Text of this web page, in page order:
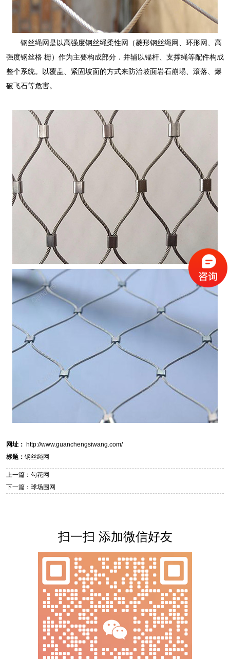
钢丝绳网是以高强度钢丝绳柔性网（菱形钢丝绳网、环形网、高
强度钢丝格 栅）作为主要构成部分．并辅以锚杆、支撑绳等配件构成
整个系统。以覆盖、紧固坡面的方式来防治坡面岩石崩塌、滚落、爆
破飞石等危害。
网址： http://www.guanchengsiwang.com/
标题： 钢丝绳网
上一篇：勾花网
下一篇：球场围网
扫一扫 添加微信好友